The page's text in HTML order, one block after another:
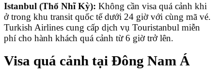
Istanbul (Thổ Nhĩ Kỳ): Không cần visa quá cảnh khi
ở trong khu transit quốc tế dưới 24 giờ với cùng mã vé.
Turkish Airlines cung cấp dịch vụ Touristanbul miễn
phí cho hành khách quá cảnh từ 6 giờ trở lên.
Visa quá cảnh tại Đông Nam Á